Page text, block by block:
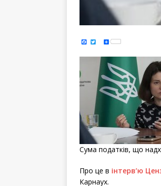
a
e t
e
r
Sh
r
e
Сума податків, що
Про це в інтерв’ю
Карнаух.